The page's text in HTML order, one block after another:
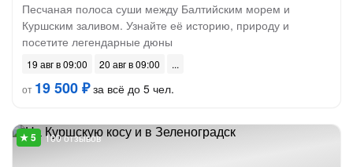
Песчаная полоса суши между Балтийским морем и
Куршским заливом. Узнайте её историю, природу и
посетите легендарные дюны
19 авг в 09:00
20 авг в 09:00
от 19 500 ₽за всё до 5 чел.
100 отзывов